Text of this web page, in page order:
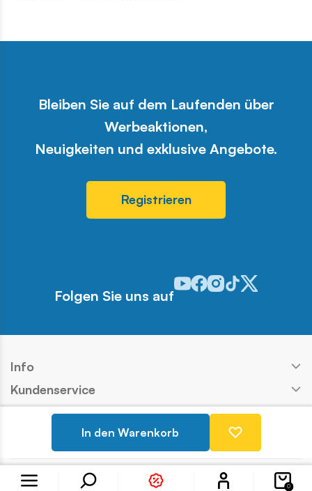
Konto 0
In den Warenkorb
Bleiben Sie auf dem Laufenden über
Werbeaktionen,
Neuigkeiten und exklusive Angebote.
Registrieren
Folgen Sie uns auf
Odwiedź nasz profil w
Odwiedź nasz profil w
Odwiedź nasz profil w
Odwiedź nasz
Odwiedź nasz
Info
Kundenservice
Shop
Copyright © COBI SA Ausführung: Ideo